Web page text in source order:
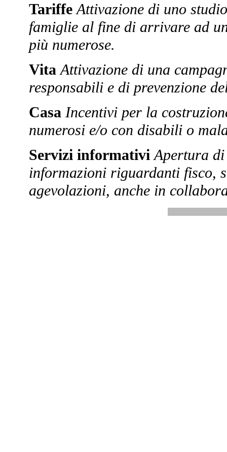
TariffeAttivazione di uno
famiglie al fine di arrivare ad
più numerose.
Vita Attivazione di una
responsabili e di prevenzione
Casa Incentivi per la
numerosi e/o con disabili o
Servizi informativi Apertura
informazioni riguardanti fisco,
agevolazioni, anche in